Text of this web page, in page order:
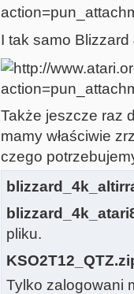
I tak samo
Także jeszcze raz
mamy właściwie
czego
pliku.
Tylko zalogowani